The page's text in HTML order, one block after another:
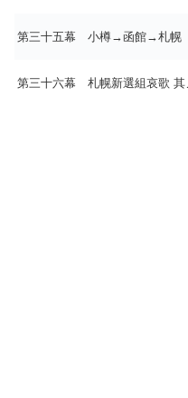
第三十五幕 小樽→函館→札幌
第三十六幕 札幌新選組哀歌 其